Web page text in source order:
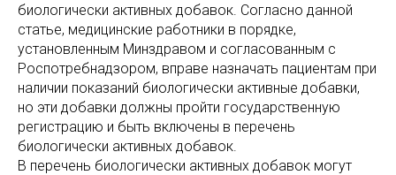
биологически активных добавок. Согласно данной
статье, медицинские работники в порядке,
установленным Минздравом и согласованным с
Роспотребнадзором, вправе назначать пациентам при
наличии показаний биологически активные добавки,
но эти добавки должны пройти государственную
регистрацию и быть включены в перечень
биологически активных добавок.
В перечень биологически активных добавок могут